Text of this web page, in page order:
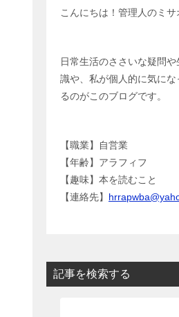
こんにちは！管理人のミサ
日常生活のささいな疑問
識や、私が個人的に気に
るのがこのブログです。
【職業】自営業
【年齢】アラフィフ
【趣味】本を読むこと
【連絡先】
記事を検索する